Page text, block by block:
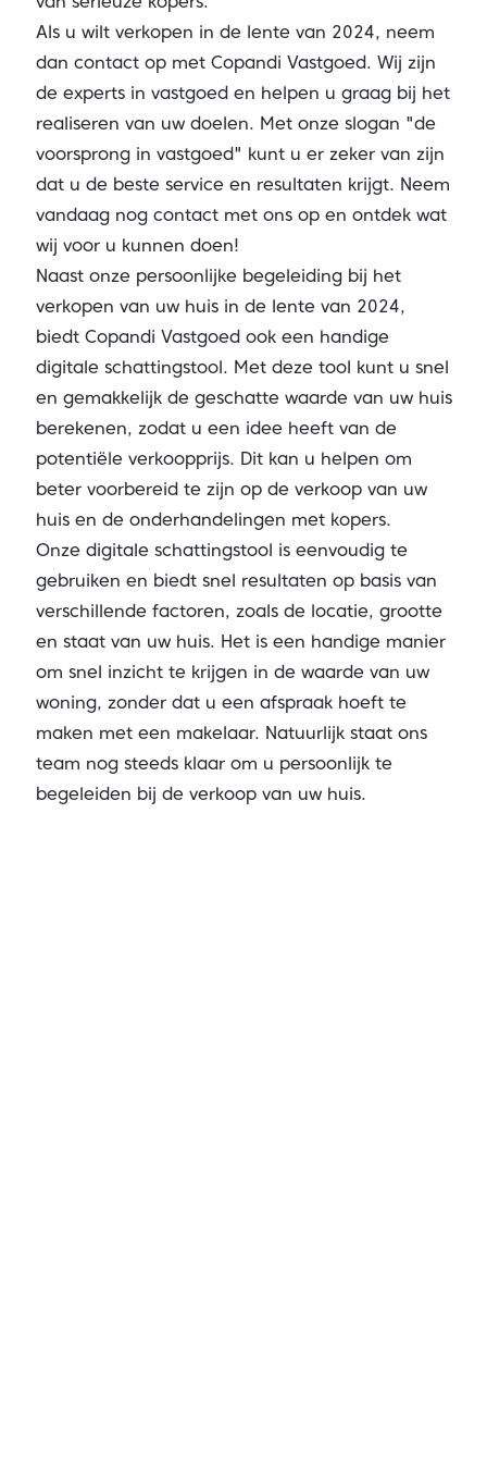
Als u wilt verkopen in de lente van 2024, neem
dan contact op met Copandi Vastgoed. Wij zijn
de experts in vastgoed en helpen u graag bij het
realiseren van uw doelen. Met onze slogan "de
voorsprong in vastgoed" kunt u er zeker van zijn
dat u de beste service en resultaten krijgt. Neem
vandaag nog contactmet ons op en ontdek wat
wij voor u kunnen doen!
Naast onze persoonlijke begeleiding bij het
verkopen van uw huis in de lente van 2024,
biedt Copandi Vastgoed ook een handige
digitale schattingstool. Met deze tool kunt u snel
en gemakkelijk de geschatte waarde van uw huis
berekenen, zodat u een idee heeft van de
potentiële verkoopprijs. Dit kan u helpen om
beter voorbereid te zijn op de verkoop van uw
huis en de onderhandelingen met kopers.
Onze digitale schattingstool is eenvoudig te
gebruiken en biedt snel resultaten op basis van
verschillende factoren, zoals de locatie, grootte
en staat van uw huis. Het is een handige manier
om snel inzicht te krijgen in de waarde van uw
woning, zonder dat u een afspraak hoeft te
maken met een makelaar. Natuurlijk staat ons
team nog steeds klaar om u persoonlijk te
begeleiden bij de verkoop van uw huis.